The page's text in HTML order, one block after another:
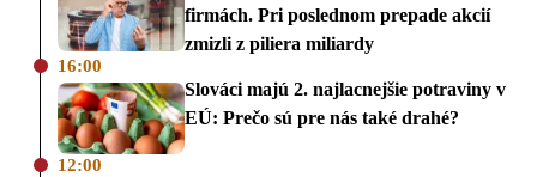
firmách. Pri poslednom prepade akcií
zmizli z piliera miliardy
16:00
Slováci majú 2. najlacnejšie potraviny v
EÚ: Prečo sú pre nás také drahé?
12:00